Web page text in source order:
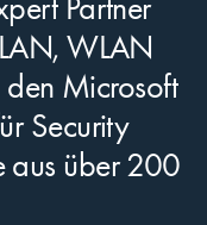
WLAN
Microsoft
Security
aus über 200